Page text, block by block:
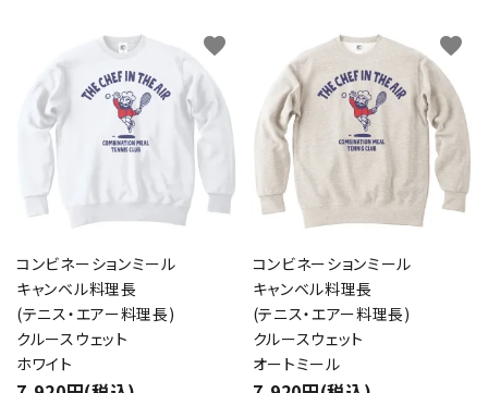
コンビネーションミール
キャンベル料理長
(テニス・エアー料理長)
クルースウェット
ホワイト
favorite
コンビネーションミール
キャンベル料理長
(テニス・エアー料理長)
クルースウェット
オートミール
favorite